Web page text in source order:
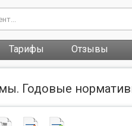
Тарифы Отзывы
Годовые